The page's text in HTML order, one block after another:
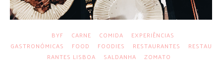
BYF CARNE COMIDA
EXPERIÊNCIAS
GASTRONÓMICAS
FOOD FOODIES RESTAURANTES
RESTAU
RANTES LISBOA
SALDANHA ZOMATO